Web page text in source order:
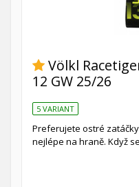
Völkl
12 GW 25/26
5 VARIANT
Preferujete ostré
nejlépe na hraně. Když